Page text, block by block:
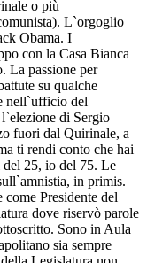
o più
L`orgoglio
Obama. I
con la Casa Bianca
La passione per
su qualche
nell`ufficio del
di Sergio
fuori dal Quirinale, a
ti rendi conto che hai
del 25, io del 75. Le
in primis.
Presidente del
dove riservò parole
Sono in Aula
sia sempre